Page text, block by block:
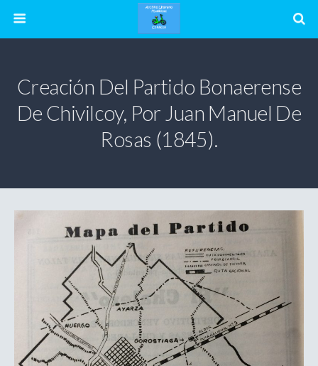
Creación Del Partido Bonaerense
De Chivilcoy, Por Juan Manuel De
Rosas (1845).